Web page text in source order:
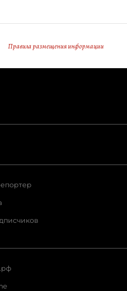
Правила размещения информации